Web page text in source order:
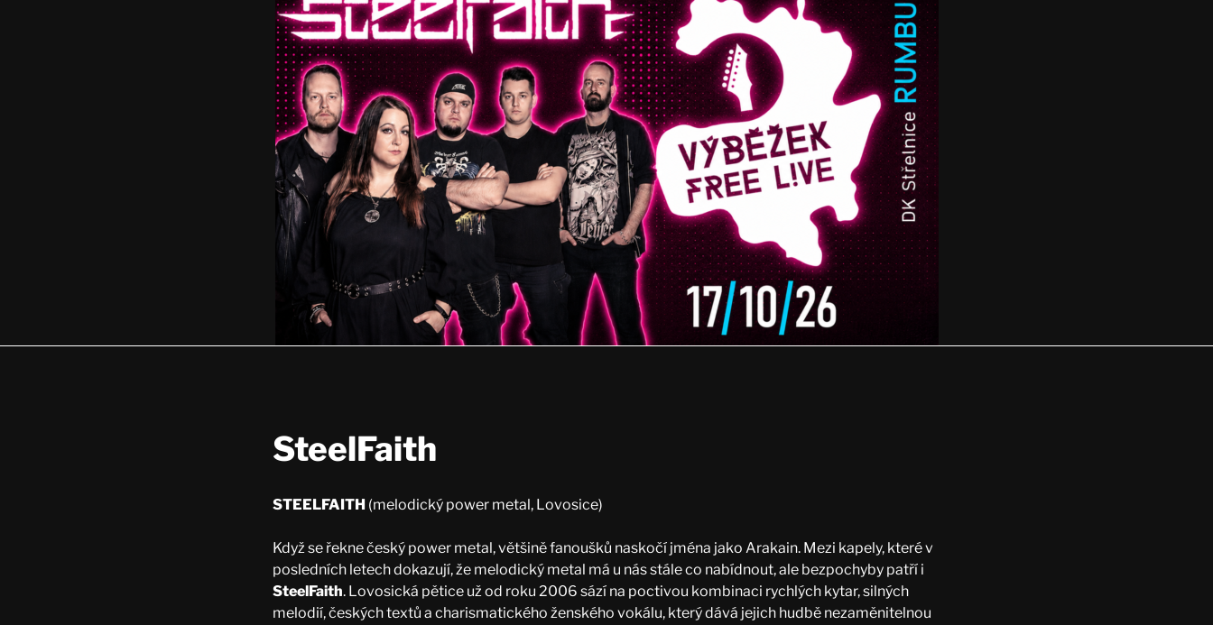
SteelFaith
STEELFAITH (melodický power metal, Lovosice)
Když se řekne český power metal, většině fanoušků naskočí jména jako Arakain. Mezi kapely, které v
posledních letech dokazují, že melodický metal má u nás stále co nabídnout, ale bezpochyby patří i
SteelFaith. Lovosická pětice už od roku 2006 sází na poctivou kombinaci rychlých kytar, silných
melodií, českých textů a charismatického ženského vokálu, který dává jejich hudbě nezaměnitelnou